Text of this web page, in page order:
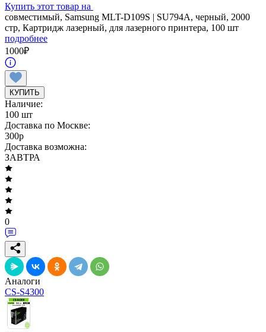
Купить этот товар на
совместимый, Samsung MLT-D109S | SU794A, черный, 2000
стр, Картридж лазерный, для лазерного принтера, 100 шт
подробнее
1000₽
КУПИТЬ
Наличие:
100 шт
Доставка по Москве:
300p
Доставка возможна:
ЗАВТРА
0
Аналоги
CS-S4300